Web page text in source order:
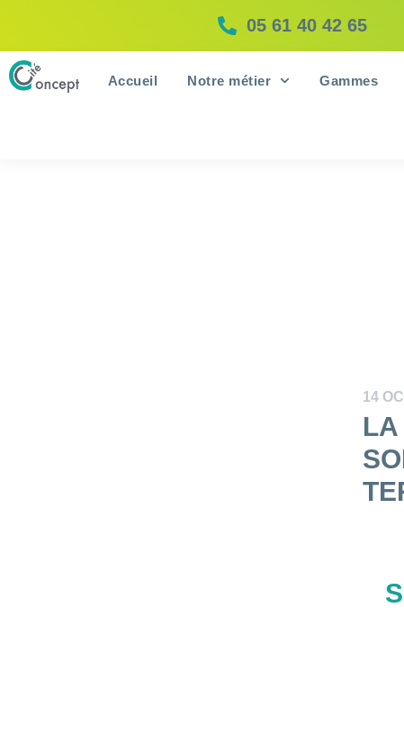
05 61 40 42 65
Accueil Notre métier Gammes
LA
14